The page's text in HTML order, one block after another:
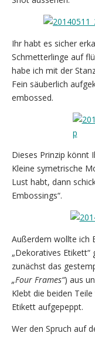
Ihr habt es sicher
Schmetterlinge auf
habe ich mit der
Fein säuberlich
embossed.
Dieses Prinzip könnt
Kleine symetrische
Lust habt, dann
Embossings“.
Außerdem wollte ich
„Dekoratives
zunächst das
„Four Frames“) aus
Klebt die beiden
Etikett aufgepeppt.
Wer den Spruch auf